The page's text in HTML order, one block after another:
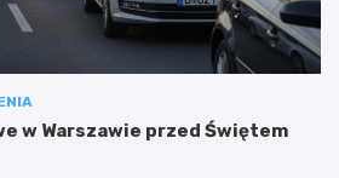
w Warszawie przed Świętem